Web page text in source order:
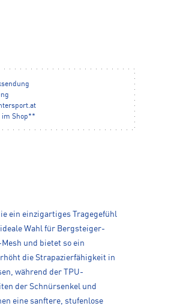
im Shop**
ein einzigartiges Tragegefühl
Wahl für Bergsteiger-
und bietet so ein
die Strapazierfähigkeit in
während der TPU-
der Schnürsenkel und
eine sanftere, stufenlose